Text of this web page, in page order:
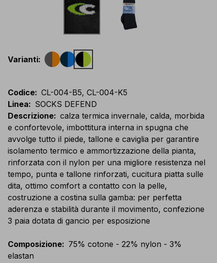
Varianti:
Codice: CL-004-B5, CL-004-K5
Linea: SOCKS DEFEND
Descrizione: calza termica invernale, calda, morbida
e confortevole, imbottitura interna in spugna che
avvolge tutto il piede, tallone e caviglia per garantire
isolamento termico e ammortizzazione della pianta,
rinforzata con il nylon per una migliore resistenza nel
tempo, punta e tallone rinforzati, cucitura piatta sulle
dita, ottimo comfort a contatto con la pelle,
costruzione a costina sulla gamba: per perfetta
aderenza e stabilità durante il movimento, confezione
3 paia dotata di gancio per esposizione
Composizione: 75% cotone - 22% nylon - 3%
elastan